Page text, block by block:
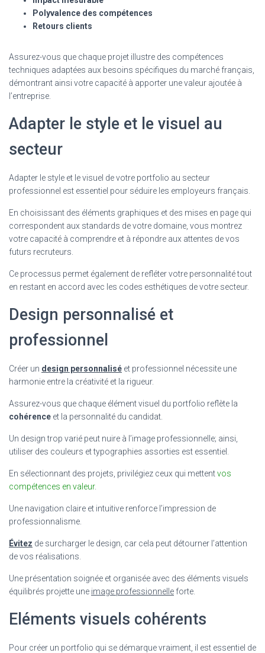
Polyvalence des compétences
Retours clients
Assurez-vous que chaque projet illustre des compétences
techniques adaptées aux besoins spécifiques du marché français,
démontrant ainsi votre capacité à apporter une valeur ajoutée à
l’entreprise.
Adapter le style et le visuel au
secteur
Adapter le style et le visuel de votre portfolio au secteur
professionnel est essentiel pour séduire les employeurs français.
En choisissant des éléments graphiques et des mises en page qui
correspondent aux standards de votre domaine, vous montrez
votre capacité à comprendre et à répondre aux attentes de vos
futurs recruteurs.
Ce processus permet également de refléter votre personnalité tout
en restant en accord avec les codes esthétiques de votre secteur.
Design personnalisé et
professionnel
Créer un design personnalisé et professionnel nécessite une
harmonie entre la créativité et la rigueur.
Assurez-vous que chaque élément visuel du portfolio reflète la
cohérence et la personnalité du candidat.
Un design trop varié peut nuire à l’image professionnelle; ainsi,
utiliser des couleurs et typographies assorties est essentiel.
En sélectionnant des projets, privilégiez ceux qui mettentvos
compétences en valeur.
Une navigation claire et intuitive renforce l’impression de
professionnalisme.
Évitez de surcharger le design, car cela peut détourner l’attention
de vos réalisations.
Une présentation soignée et organisée avec des éléments visuels
équilibrés projette une image professionnelle forte.
Eléments visuels cohérents
Pour créer un portfolio qui se démarque vraiment, il est essentiel de